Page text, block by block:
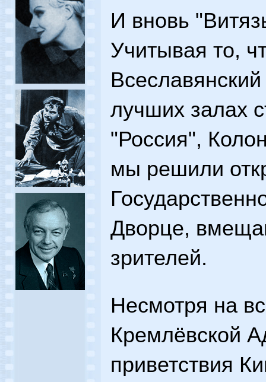
И вновь
Учитывая то,
лучших залах
"Россия",
мы решили
Дворце,
зрителей.
Несмотря на
Кремлёвской
приветствия